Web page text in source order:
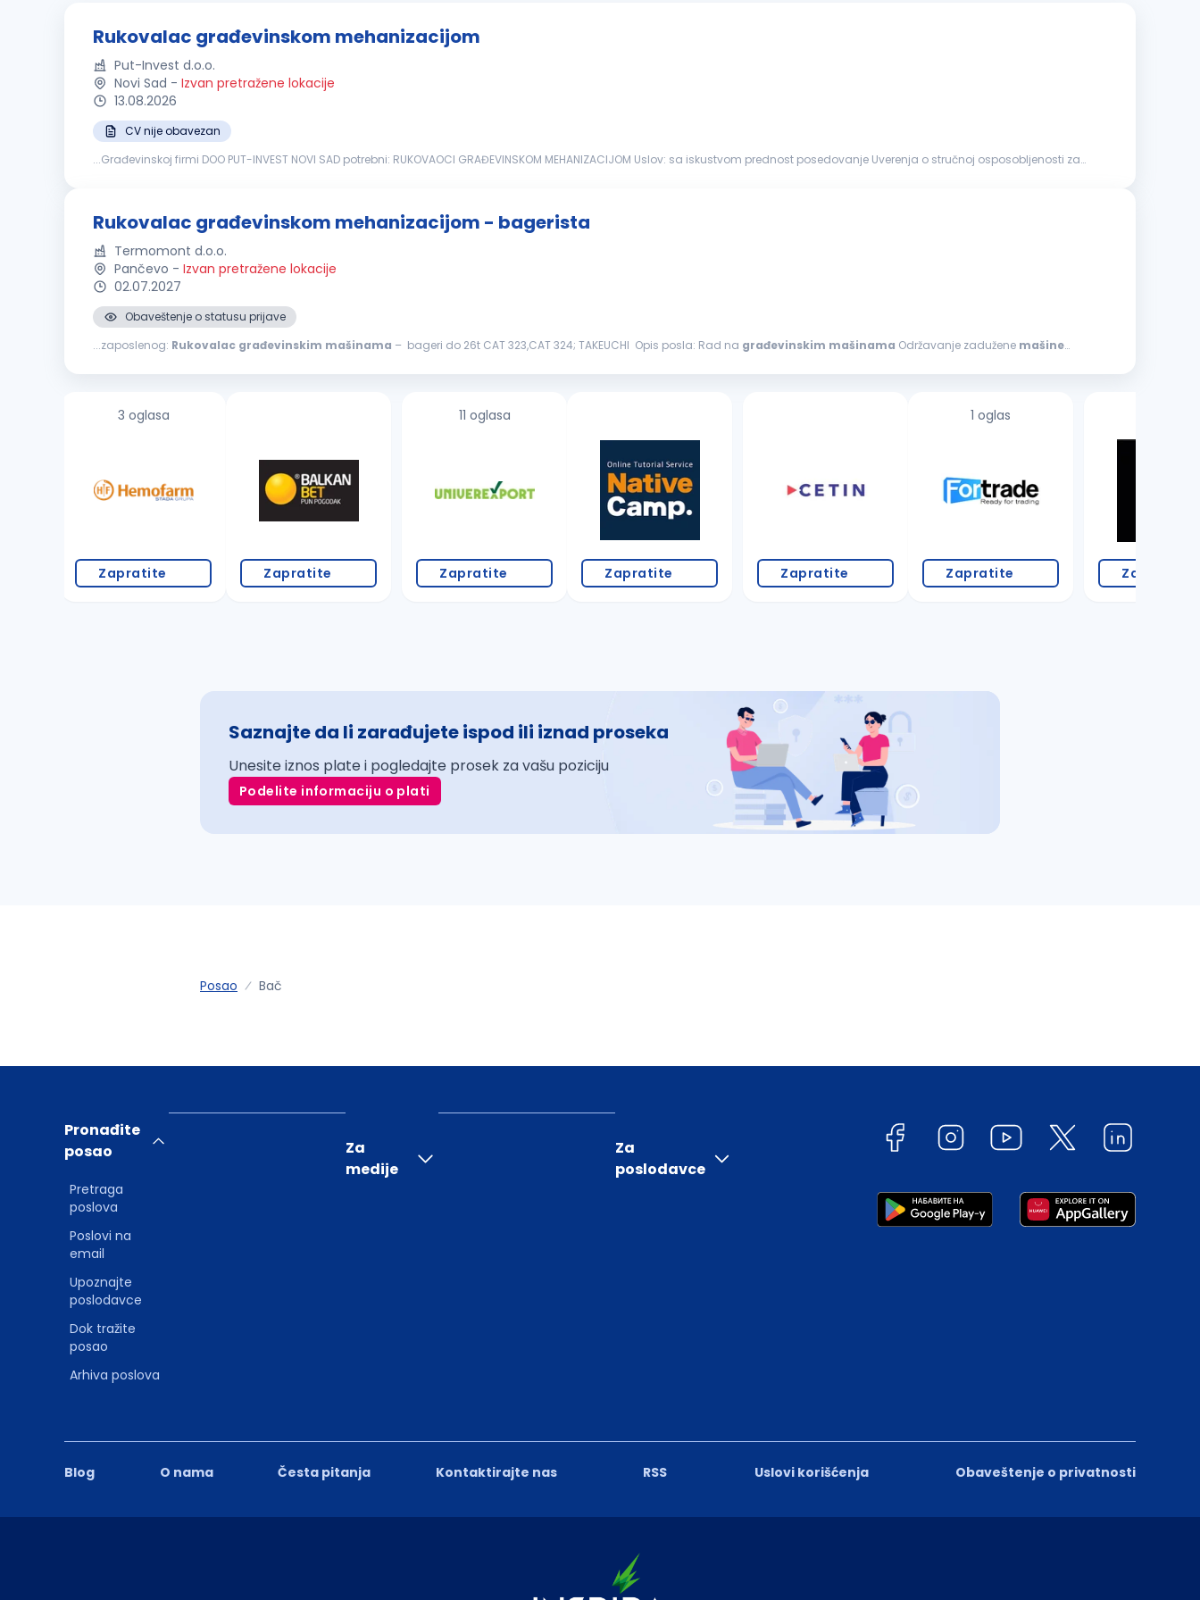
Rukovalac građevinskom mehanizacijom
Put-Invest d.o.o.
Novi Sad - Izvan pretražene lokacije
13.08.2026
CV nije obavezan
...Građevinskoj firmi DOO PUT-INVEST NOVI SAD potrebni: RUKOVAOCI GRAĐEVINSKOM MEHANIZACIJOM Uslov: sa iskustvom prednost posedovanje Uverenja o stručnoj osposobljenosti za
Rukovalac građevinskom mehanizacijom - bagerista
Termomont d.o.o.
Pančevo - Izvan pretražene lokacije
02.07.2027
Obaveštenje o statusu prijave
...zaposlenog: Rukovalac građevinskim mašinama – bageri do 26t CAT 323,CAT 324; TAKEUCHI Opis posla: Rad na građevinskim mašinama Održavanje zadužene mašine
3 oglasa
Zapratite Zapratite
11 oglasa
Zapratite Zapratite Zapratite
1 oglas
Zapratite Zapratite
Saznajte da li zarađujete ispod ili iznad proseka
Unesite iznos plate i pogledajte prosek za vašu poziciju
Podelite informaciju o plati
Posao Bač
Blog O nama Česta pitanja Kontaktirajte nas RSS Uslovi korišćenja Obaveštenje o privatnosti
Pronađite
posao
Pretraga
poslova
Poslovi na
email
Upoznajte
poslodavce
Dok tražite
posao
Arhiva poslova
Za
medije
Za
poslodavce